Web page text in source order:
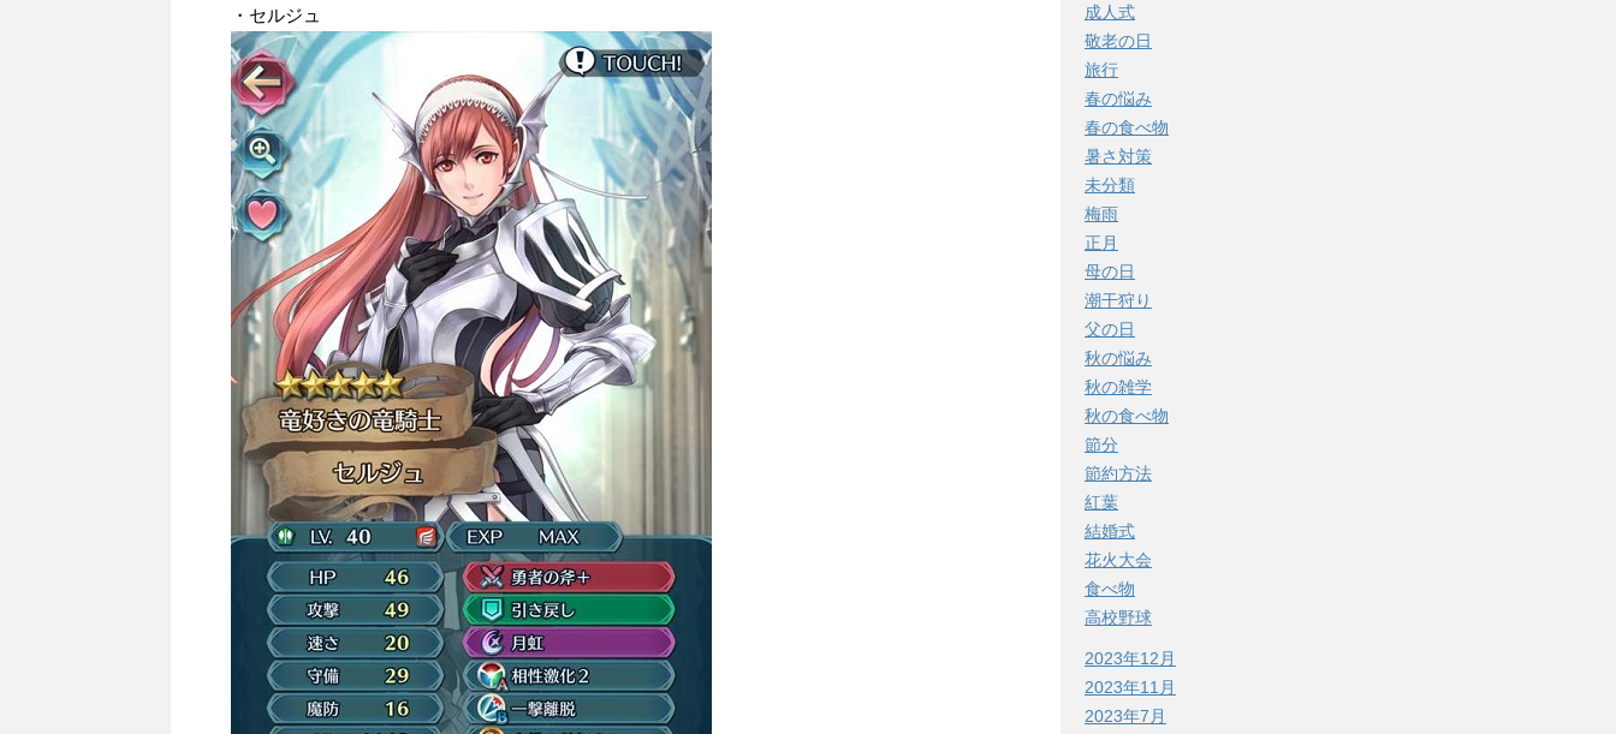
・セルジュ
成人式
敬老の日
旅行
春の悩み
春の食べ物
暑さ対策
未分類
梅雨
正月
母の日
潮干狩り
父の日
秋の悩み
秋の雑学
秋の食べ物
節分
節約方法
紅葉
結婚式
花火大会
食べ物
高校野球
2023年12月
2023年11月
2023年7月